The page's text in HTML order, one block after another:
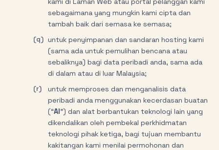
sebagaimana yang mungkin kami cipta dan
tambah baik dari semasa ke semasa;
(q) untuk penyimpanan dan sandaran hosting kami
(sama ada untuk pemulihan bencana atau
sebaliknya) bagi data peribadi anda, sama ada
di dalam atau di luar Malaysia;
(r)
untuk memproses dan menganalisis data
peribadi anda menggunakan kecerdasan buatan
(“AI”) dan alat berbantukan teknologi lain yang
dikendalikan oleh pembekal perkhidmatan
teknologi pihak ketiga, bagi tujuan membantu
kakitangan kami menilai permohonan dan